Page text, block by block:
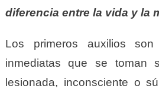
diferencia entre la vida y la
Los primeros auxilios son
inmediatas que se toman
lesionada, inconsciente o